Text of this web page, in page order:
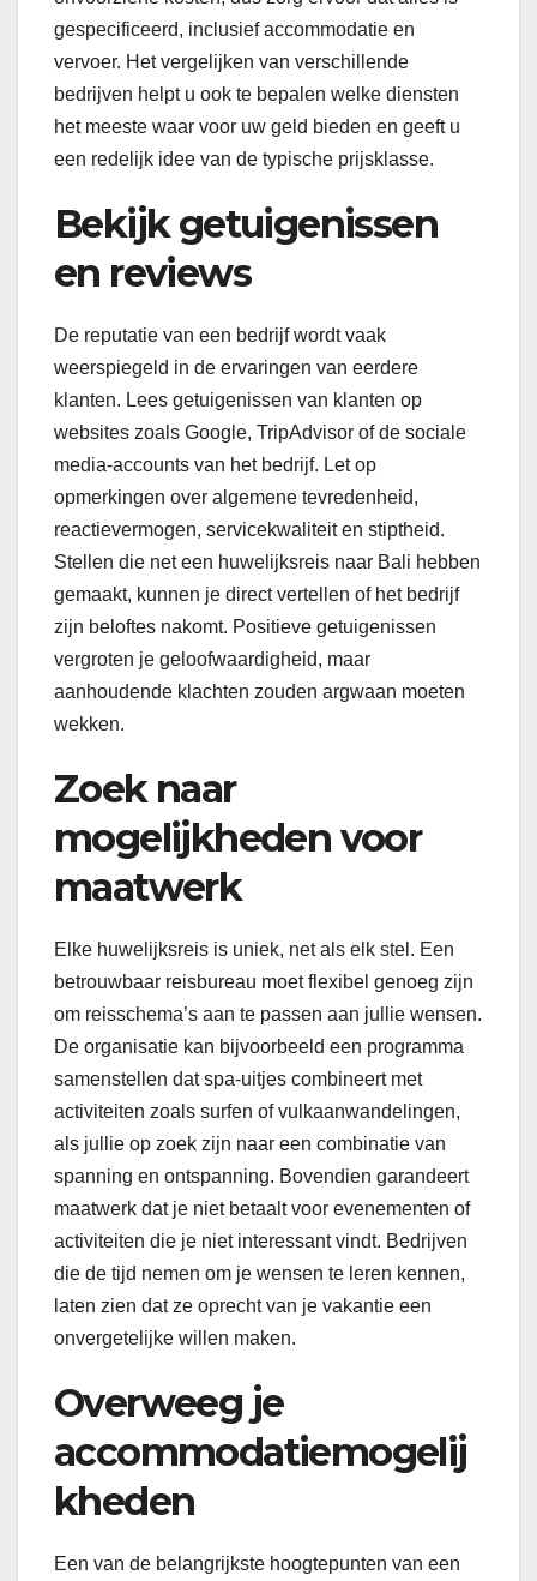
gespecificeerd, inclusief accommodatie en
vervoer. Het vergelijken van verschillende
bedrijven helpt u ook te bepalen welke diensten
het meeste waar voor uw geld bieden en geeft u
een redelijk idee van de typische prijsklasse.
Bekijk getuigenissen
en reviews
De reputatie van een bedrijf wordt vaak
weerspiegeld in de ervaringen van eerdere
klanten. Lees getuigenissen van klanten op
websites zoals Google, TripAdvisor of de sociale
media-accounts van het bedrijf. Let op
opmerkingen over algemene tevredenheid,
reactievermogen, servicekwaliteit en stiptheid.
Stellen die net een huwelijksreis naar Bali hebben
gemaakt, kunnen je direct vertellen of het bedrijf
zijn beloftes nakomt. Positieve getuigenissen
vergroten je geloofwaardigheid, maar
aanhoudende klachten zouden argwaan moeten
wekken.
Zoek naar
mogelijkheden voor
maatwerk
Elke huwelijksreis is uniek, net als elk stel. Een
betrouwbaar reisbureau moet flexibel genoeg zijn
om reisschema’s aan te passen aan jullie wensen.
De organisatie kan bijvoorbeeld een programma
samenstellen dat spa-uitjes combineert met
activiteiten zoals surfen of vulkaanwandelingen,
als jullie op zoek zijn naar een combinatie van
spanning en ontspanning. Bovendien garandeert
maatwerk dat je niet betaalt voor evenementen of
activiteiten die je niet interessant vindt. Bedrijven
die de tijd nemen om je wensen te leren kennen,
laten zien dat ze oprecht van je vakantie een
onvergetelijke willen maken.
Overweeg je
accommodatiemogelij
kheden
Een van de belangrijkste hoogtepunten van een